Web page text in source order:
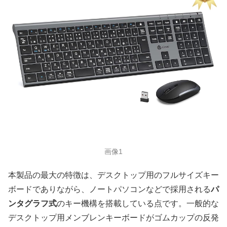
画像1
本製品の最大の特徴は、デスクトップ用のフルサイズキー
ボードでありながら、ノートパソコンなどで採用されるパ
ンタグラフ式のキー機構を搭載している点です。一般的な
デスクトップ用メンブレンキーボードがゴムカップの反発